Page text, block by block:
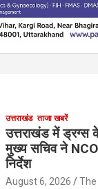
उत्तराखंड ताजा खबरें
उत्तराखंड में ड्रग्स
मुख्य सचिव ने
निर्देश
August 6, 2026 The